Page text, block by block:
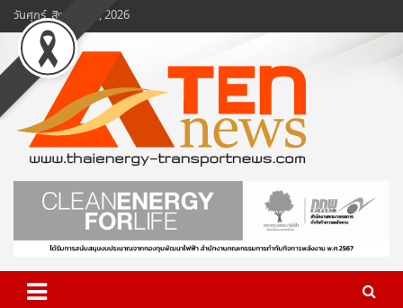
Skip
to
content
วันศุกร์, สิงหาคม 7, 2026
www.ten-news.com
ข่าวพลังงานและคมนาคม